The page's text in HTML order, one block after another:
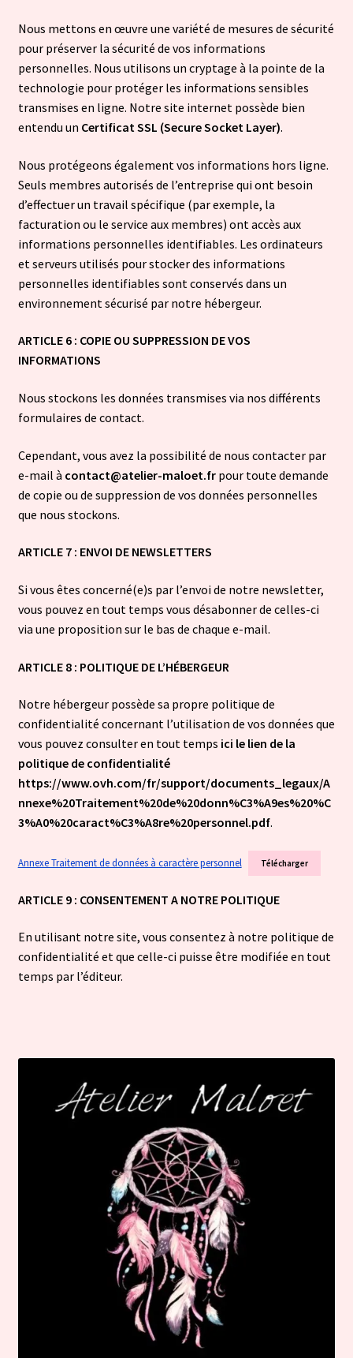
Nous mettons en œuvre une variété de mesures de sécurité
pour préserver la sécurité de vos informations
personnelles. Nous utilisons un cryptage à la pointe de la
technologie pour protéger les informations sensibles
transmises en ligne. Notre site internet possède bien
entendu un Certificat SSL (Secure Socket Layer).
Nous protégeons également vos informations hors ligne.
Seuls membres autorisés de l’entreprise qui ont besoin
d’effectuer un travail spécifique (par exemple, la
facturation ou le service aux membres) ont accès aux
informations personnelles identifiables. Les ordinateurs
et serveurs utilisés pour stocker des informations
personnelles identifiables sont conservés dans un
environnement sécurisé par notre hébergeur.​
ARTICLE 6 : COPIE OU SUPPRESSION DE VOS
INFORMATIONS
Nous stockons les données transmises via nos différents
formulaires de contact.
Cependant, vous avez la possibilité de nous contacter par
e-mail à contact@atelier-maloet.frpour toute demande
de copie ou de suppression de vos données personnelles
que nous stockons.​
ARTICLE 7 : ENVOI DE NEWSLETTERS
Si vous êtes concerné(e)s par l’envoi de notre newsletter,
vous pouvez en tout temps vous désabonner de celles-ci
via une proposition sur le bas de chaque e-mail.​
ARTICLE 8 : POLITIQUE DE L’HÉBERGEUR
Notre hébergeur possède sa propre politique de
confidentialité concernant l’utilisation de vos données que
vous pouvez consulter en tout temps ici le lien de la
politique de confidentialité
https://www.ovh.com/fr/support/documents_legaux/A
nnexe%20Traitement%20de%20donn%C3%A9es%20%C
3%A0%20caract%C3%A8re%20personnel.pdf.​
Annexe Traitement de données à caractère personnel Télécharger
ARTICLE 9 : CONSENTEMENT A NOTRE POLITIQUE
​En utilisant notre site, vous consentez à notre politique de
confidentialité et que celle-ci puisse être modifiée en tout
temps par l’éditeur.